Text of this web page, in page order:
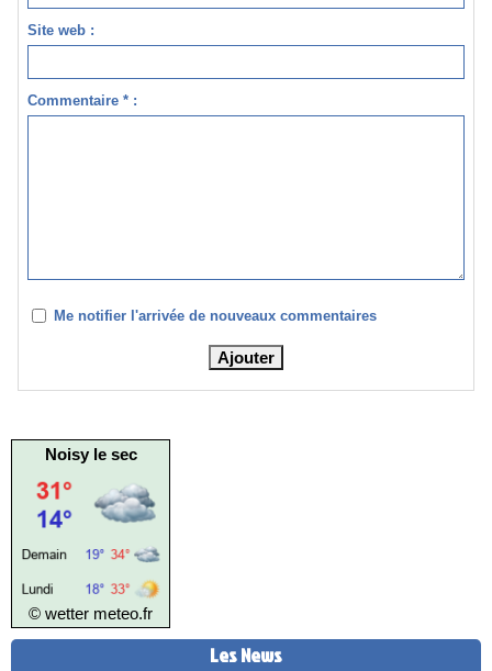
Site web :
Commentaire * :
Me notifier l'arrivée de nouveaux commentaires
Noisy le sec
© wetter meteo.fr
Les News